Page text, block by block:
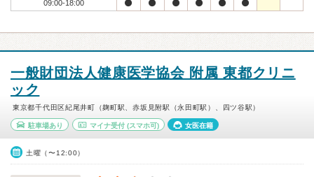
09:00-18:00
一般財団法人健康医学協会 附属 東都クリニ
ック
東京都千代田区紀尾井町（麹町駅、赤坂見附駅（永田町駅）、四ツ谷駅）
駐車場あり マイナ受付(スマホ可) 女医在籍
土曜（〜12:00）